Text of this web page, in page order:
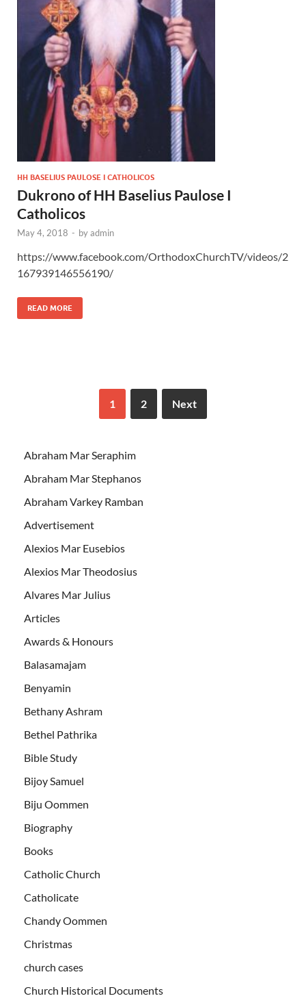
HH BASELIUS PAULOSE I CATHOLICOS
Dukrono of HH Baselius Paulose I
Catholicos
May 4, 2018 - byadmin
https://www.facebook.com/OrthodoxChurchTV/videos/2
167939146556190/
READ MORE
1 2 Next
Abraham Mar Seraphim
Abraham Mar Stephanos
Abraham Varkey Ramban
Advertisement
Alexios Mar Eusebios
Alexios Mar Theodosius
Alvares Mar Julius
Articles
Awards & Honours
Balasamajam
Benyamin
Bethany Ashram
Bethel Pathrika
Bible Study
Bijoy Samuel
Biju Oommen
Biography
Books
Catholic Church
Catholicate
Chandy Oommen
Christmas
church cases
Church Historical Documents